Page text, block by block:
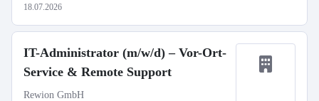
18.07.2026
IT-Administrator (m/w/d) – Vor-Ort-
Service & Remote Support
Rewion GmbH